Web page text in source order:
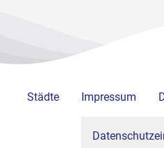
Städte Impressum